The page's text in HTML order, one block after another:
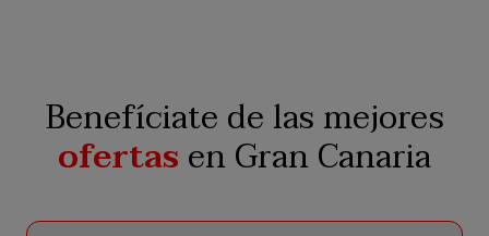
Benefíciate de las mejores
ofertasen Gran Canaria